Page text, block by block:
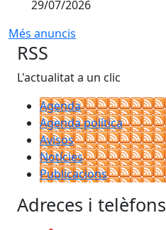
29/07/2026
Més anuncis
RSS
L'actualitat a un clic
Agenda
Agenda política
Avisos
Notícies
Publicacions
Adreces i telèfons